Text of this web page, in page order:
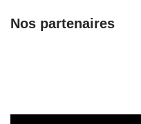
Nos partenaires